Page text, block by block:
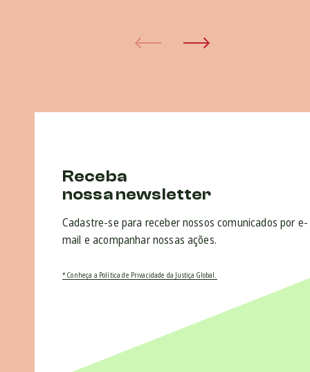
Receba
nossa newsletter
Cadastre-se para receber nossos comunicados por e-
mail e acompanhar nossas ações.
* Conheça a Política de Privacidade da Justiça Global.